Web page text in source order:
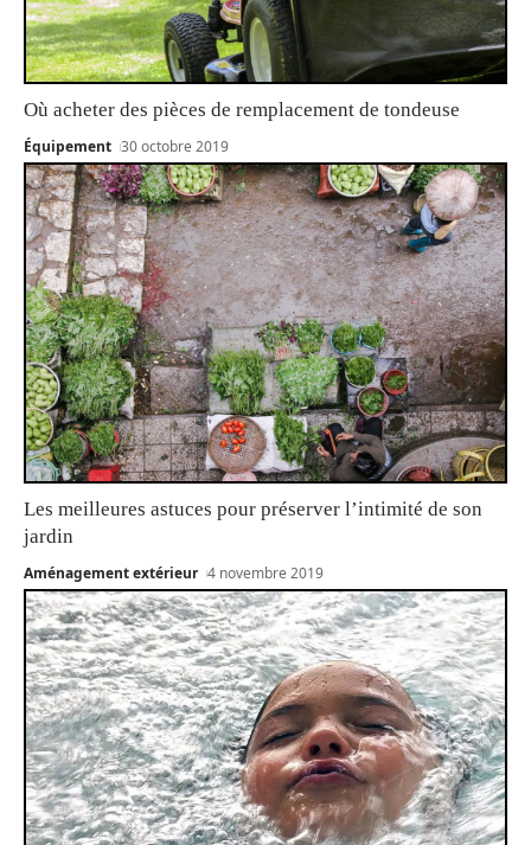
Où acheter des pièces de remplacement de tondeuse
Équipement 30 octobre 2019
Les meilleures astuces pour préserver l’intimité de son
jardin
Aménagement extérieur 4 novembre 2019